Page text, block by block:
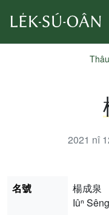
2021 nî
名號
楊成泉
Iûⁿ